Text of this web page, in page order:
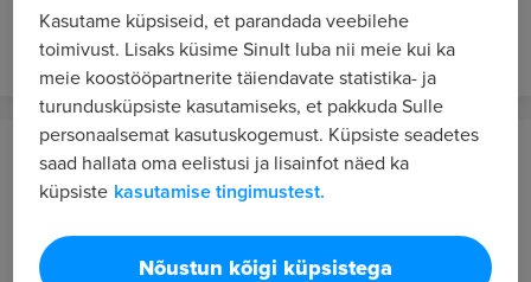
UUS 3 min. tagasi
Luminor Bank AS
Tallinn / Hübriid
DevOps Engineer (Engineering Lending)
4190 - 6690 €/kuus bruto
Kasutame küpsiseid, et parandada veebilehe
toimivust. Lisaks küsime Sinult luba nii meie kui ka
meie koostööpartnerite täiendavate statistika- ja
turundusküpsiste kasutamiseks, et pakkuda Sulle
personaalsemat kasutuskogemust. Küpsiste seadetes
saad hallata oma eelistusi ja lisainfot näed ka
küpsiste kasutamise tingimustest.
Nõustun kõigi küpsistega